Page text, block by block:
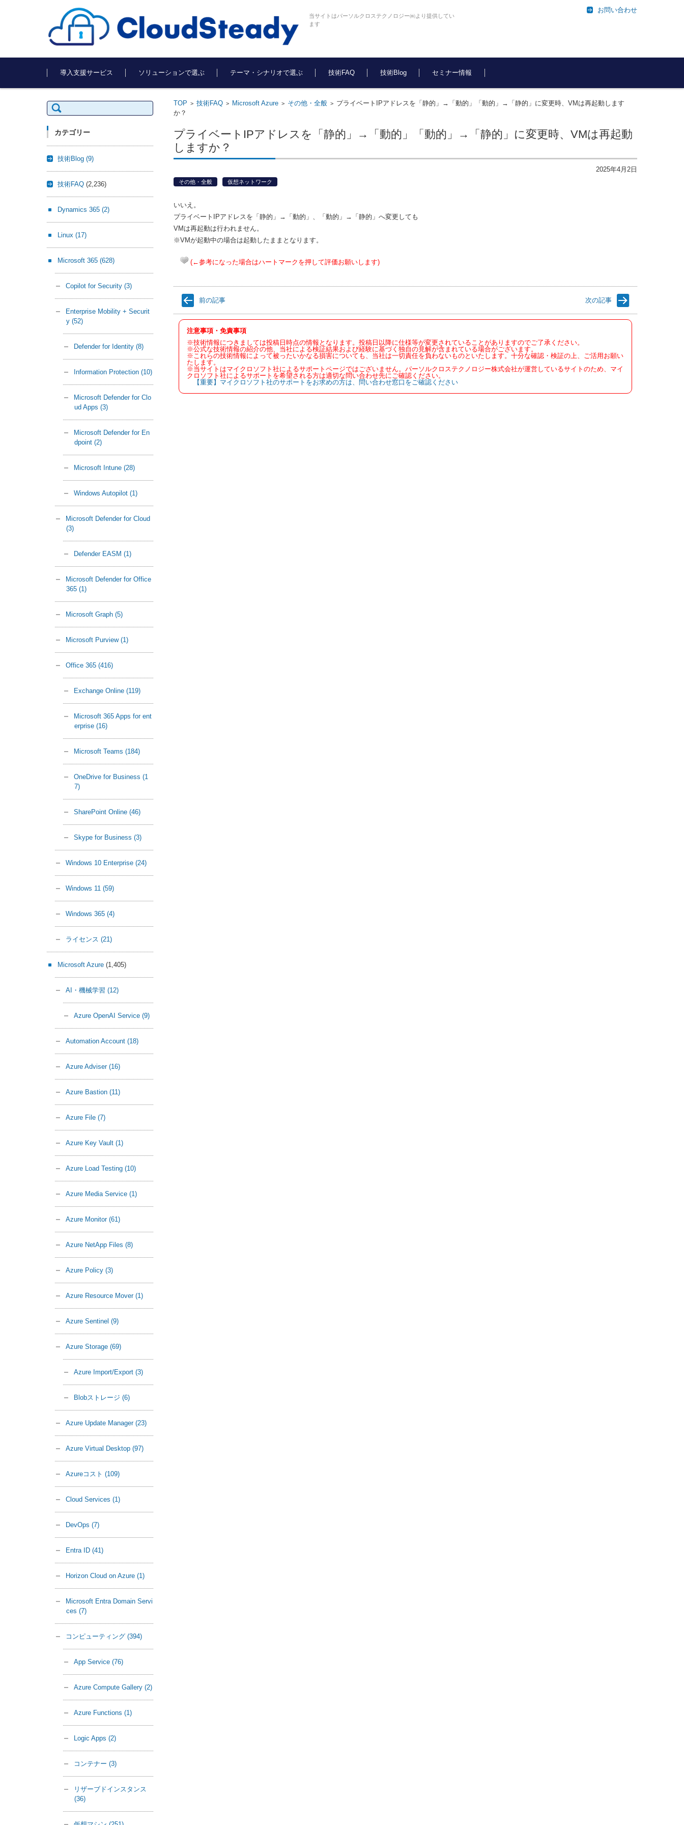
当サイトはパーソルクロステクノロジー㈱より提供してい
ます
お問い合わせ
コンテンツに移動
導入支援サービス
ソリューションで選ぶ テーマ・シナリオで選ぶ 技術FAQ 技術Blog セミナー情報
TOP > 技術FAQ> Microsoft Azure> その他・全般> プライベートIPアドレスを「静的」→「動的」「動的」→「静的」に変更時、VMは再起動します
か？
プライベートIPアドレスを「静的」→「動的」「動的」→「静的」に変更時、VMは再起動
しますか？
2025年4月2日
その他・全般 仮想ネットワーク
いいえ。
プライベートIPアドレスを「静的」→「動的」、「動的」→「静的」へ変更しても
VMは再起動は行われません。
※VMが起動中の場合は起動したままとなります。
(←参考になった場合はハートマークを押して評価お願いします)
前の記事 次の記事
注意事項・免責事項
※技術情報につきましては投稿日時点の情報となります。投稿日以降に仕様等が変更されていることがありますのでご了承ください。
※公式な技術情報の紹介の他、当社による検証結果および経験に基づく独自の見解が含まれている場合がございます。
※これらの技術情報によって被ったいかなる損害についても、当社は一切責任を負わないものといたします。十分な確認・検証の上、ご活用お願い
たします。
※当サイトはマイクロソフト社によるサポートページではございません。パーソルクロステクノロジー株式会社が運営しているサイトのため、マイ
クロソフト社によるサポートを希望される方は適切な問い合わせ先にご確認ください。
【重要】マイクロソフト社のサポートをお求めの方は、問い合わせ窓口をご確認ください
検
索:
カテゴリー
技術Blog (9)
技術FAQ (2,236)
Dynamics 365 (2)
Linux (17)
Microsoft 365 (628)
Copilot for Security (3)
Enterprise Mobility + Securit
y (52)
Defender for Identity (8)
Information Protection (10)
Microsoft Defender for Clo
ud Apps (3)
Microsoft Defender for En
dpoint (2)
Microsoft Intune (28)
Windows Autopilot (1)
Microsoft Defender for Cloud
(3)
Defender EASM (1)
Microsoft Defender for Office
365 (1)
Microsoft Graph (5)
Microsoft Purview (1)
Office 365 (416)
Exchange Online (119)
Microsoft 365 Apps for ent
erprise (16)
Microsoft Teams (184)
OneDrive for Business (1
7)
SharePoint Online (46)
Skype for Business (3)
Windows 10 Enterprise (24)
Windows 11 (59)
Windows 365 (4)
ライセンス (21)
Microsoft Azure (1,405)
AI・機械学習 (12)
Azure OpenAI Service (9)
Automation Account (18)
Azure Adviser (16)
Azure Bastion (11)
Azure File (7)
Azure Key Vault (1)
Azure Load Testing (10)
Azure Media Service (1)
Azure Monitor (61)
Azure NetApp Files (8)
Azure Policy (3)
Azure Resource Mover (1)
Azure Sentinel (9)
Azure Storage (69)
Azure Import/Export (3)
Blobストレージ (6)
Azure Update Manager (23)
Azure Virtual Desktop (97)
Azureコスト (109)
Cloud Services (1)
DevOps (7)
Entra ID (41)
Horizon Cloud on Azure (1)
Microsoft Entra Domain Servi
ces (7)
コンピューティング (394)
App Service (76)
Azure Compute Gallery (2)
Azure Functions (1)
Logic Apps (2)
コンテナー (3)
リザーブドインスタンス
(36)